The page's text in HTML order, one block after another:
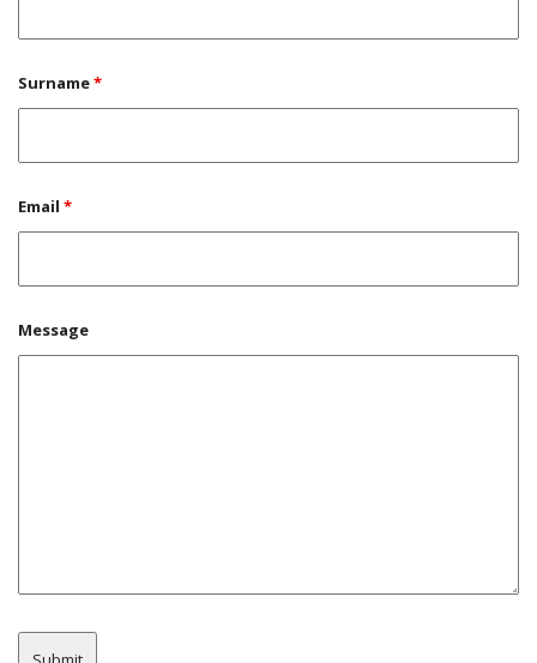
Surname*
Email *
Message